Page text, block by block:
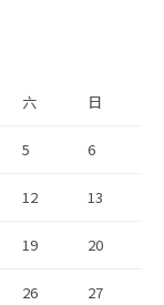
六 日
5 6
12 13
19 20
26 27